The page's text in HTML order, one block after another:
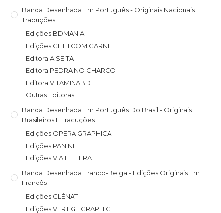
Banda Desenhada Em Português - Originais Nacionais E
Traduções
Edições BDMANIA
Edições CHILI COM CARNE
Editora A SEITA
Editora PEDRA NO CHARCO
Editora VITAMINABD
Outras Editoras
Banda Desenhada Em Português Do Brasil - Originais
Brasileiros E Traduções
Edições OPERA GRAPHICA
Edições PANINI
Edições VIA LETTERA
Banda Desenhada Franco-Belga - Edições Originais Em
Francês
Edições GLÉNAT
Edições VERTIGE GRAPHIC